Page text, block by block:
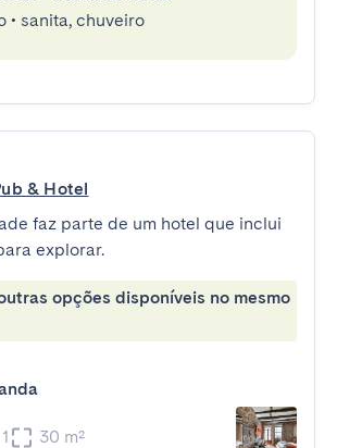
• sanita, chuveiro
& Hotel
faz parte de um hotel que inclui
explorar.
opções disponíveis no mesmo
1 30 m²